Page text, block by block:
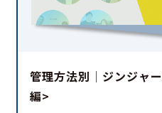
管理方法別│ジンジャ
編>